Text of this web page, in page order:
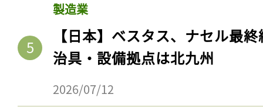
製造業
【日本】ベスタス、ナセル最
治具・設備拠点は北九州
2026/07/12